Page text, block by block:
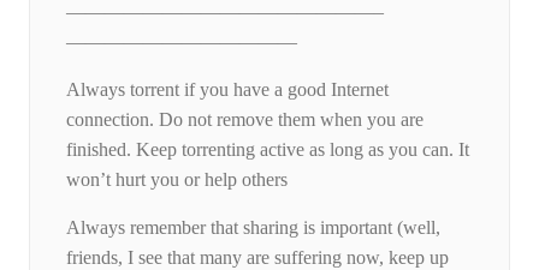
————————————————–
————————————
Always torrent if you have a good Internet
connection. Do not remove them when you are
finished. Keep torrenting active as long as you can. It
won’t hurt you or help others
Always remember that sharing is important (well,
friends, I see that many are suffering now, keep up